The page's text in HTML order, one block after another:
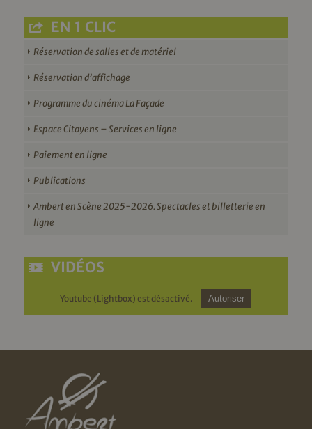
EN 1 CLIC
Réservation de salles et de matériel
Réservation d’affichage
Programme du cinéma La Façade
Espace Citoyens – Services en ligne
Paiement en ligne
Publications
Ambert en Scène 2025-2026. Spectacles et billetterie en
ligne
VIDÉOS
Youtube (Lightbox) est désactivé. Autoriser